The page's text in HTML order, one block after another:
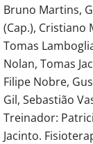
Bruno Martins,
(Cap.), Cristiano
Tomas
Nolan, Tomas
Filipe Nobre,
Gil, Sebastião
Treinador:
Jacinto.